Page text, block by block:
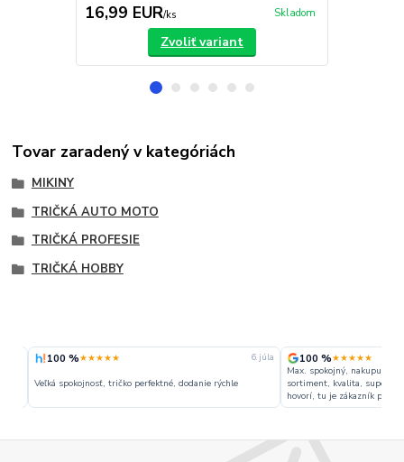
16,99 EUR/ks Skladom
Zvoliť variant
Tovar zaradený v kategóriách
MIKINY
TRIČKÁ AUTO MOTO
TRIČKÁ PROFESIE
TRIČKÁ HOBBY
100 %★★★★★ 6. júla
Veľká spokojnosť, tričko perfektné, dodanie rýchle
100 %★★★★★
Max. spokojný, nakupujem
sortiment, kvalita, super
hovorí, tu je zákazník pánom.